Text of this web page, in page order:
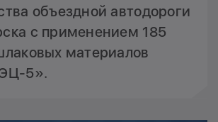
объездной автодороги
с применением 185
материалов
5».